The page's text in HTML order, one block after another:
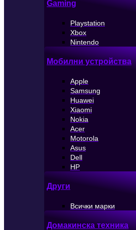
Gaming
Playstation
Xbox
Nintendo
Мобилни устройства
Apple
Samsung
Huawei
Xiaomi
Nokia
Acer
Motorola
Asus
Dell
HP
Други
Всички марки
Домакинска техника